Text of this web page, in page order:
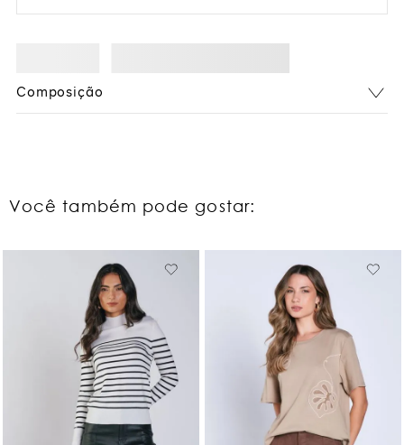
Composição
Você também pode gostar: